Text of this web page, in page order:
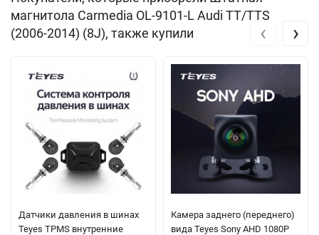
магнитола Carmedia OL-9101-L Audi TT/TTS
(2006-2014) (8J), также купили
Датчики давления в шинах
Teyes TPMS внутренние
Камера заднего (переднего)
вида Teyes Sony AHD 1080P
‹ ›